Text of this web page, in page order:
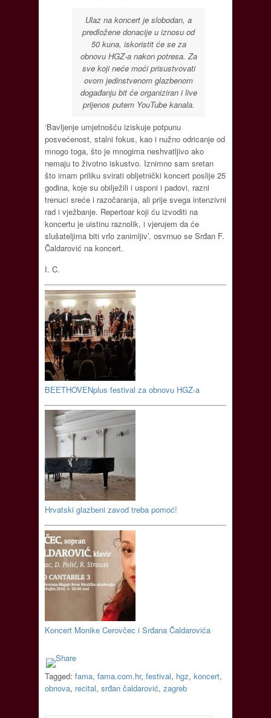
Ulaz na koncert je slobodan, a
predložene donacije u iznosu od
50 kuna, iskoristit će se za
obnovu HGZ-a nakon potresa. Za
sve koji neće moći prisustvovati
ovom jedinstvenom glazbenom
događanju bit će organiziran i live
prijenos putem YouTube kanala.
‘Bavljenje umjetnošću iziskuje potpunu
posvećenost, stalni fokus, kao i nužno odricanje od
mnogo toga, što je mnogima neshvatljivo ako
nemaju to životno iskustvo. Iznimno sam sretan
što imam priliku svirati obljetnički koncert poslije 25
godina, koje su obilježili i usponi i padovi, razni
trenuci sreće i razočaranja, ali prije svega intenzivni
rad i vježbanje. Repertoar koji ću izvoditi na
koncertu je uistinu raznolik, i vjerujem da će
slušateljima biti vrlo zanimljiv’, osvrnuo se Srđan F.
Čaldarović na koncert.
I. C.
BEETHOVENplus festival za obnovu HGZ-a
Hrvatski glazbeni zavod treba pomoć!
Koncert Monike Cerovčec i Srđana Čaldarovića
Tagged: fama, fama.com.hr, festival, hgz, koncert,
obnova, recital, srđan čaldarović, zagreb